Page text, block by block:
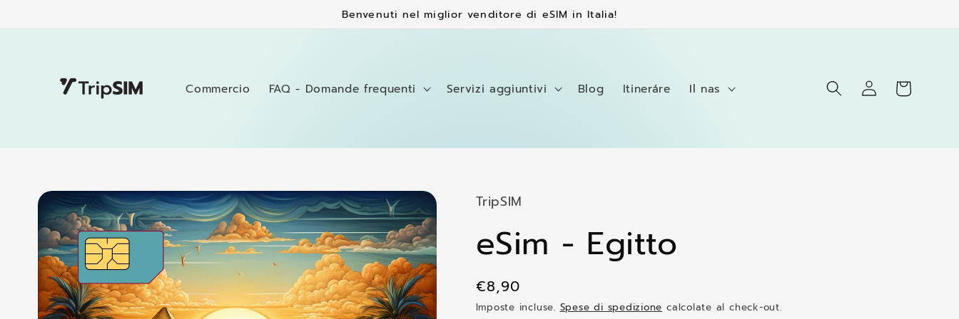
Benvenuti nel miglior venditore di eSIM in Italia!
Commercio FAQ - Domande frequenti Servizi aggiuntivi Blog Itineráre Il nas Accedi Carrello
Passa alle
informazioni
sul
prodotto
TripSIM
eSim - Egitto
Prezzo
di
€8,90
Imposte incluse.Spese di spedizionecalcolate al check-out.